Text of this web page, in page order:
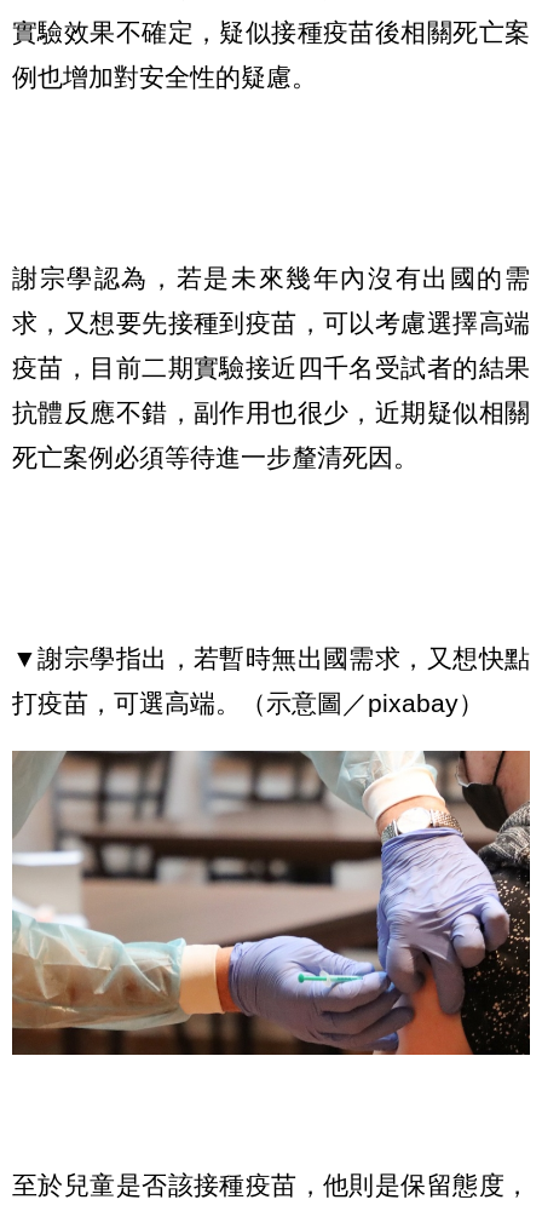
實驗效果不確定，疑似接種疫苗後相關死亡案
例也增加對安全性的疑慮。
謝宗學認為，若是未來幾年內沒有出國的需
求，又想要先接種到疫苗，可以考慮選擇高端
疫苗，目前二期實驗接近四千名受試者的結果
抗體反應不錯，副作用也很少，近期疑似相關
死亡案例必須等待進一步釐清死因。
▼謝宗學指出，若暫時無出國需求，又想快點
打疫苗，可選高端。（示意圖／pixabay）
至於兒童是否該接種疫苗，他則是保留態度，